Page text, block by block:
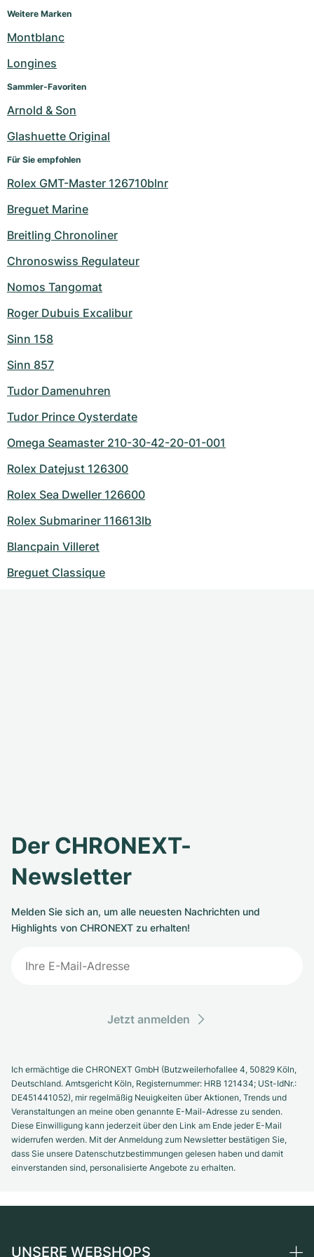
Weitere Marken
Montblanc
Longines
Sammler-Favoriten
Arnold & Son
Glashuette Original
Für Sie empfohlen
Rolex GMT-Master 126710blnr
Breguet Marine
Breitling Chronoliner
Chronoswiss Regulateur
Nomos Tangomat
Roger Dubuis Excalibur
Sinn 158
Sinn 857
Tudor Damenuhren
Tudor Prince Oysterdate
Omega Seamaster 210-30-42-20-01-001
Rolex Datejust 126300
Rolex Sea Dweller 126600
Rolex Submariner 116613lb
Blancpain Villeret
Breguet Classique
Der CHRONEXT-
Newsletter
Melden Sie sich an, um alle neuesten Nachrichten und
Highlights von CHRONEXT zu erhalten!
Jetzt anmelden
Ich ermächtige die CHRONEXT GmbH (Butzweilerhofallee 4, 50829 Köln,
Deutschland. Amtsgericht Köln, Registernummer: HRB 121434; USt-IdNr.:
DE451441052), mir regelmäßig Neuigkeiten über Aktionen, Trends und
Veranstaltungen an meine oben genannte E-Mail-Adresse zu senden.
Diese Einwilligung kann jederzeit über den Link am Ende jeder E-Mail
widerrufen werden. Mit der Anmeldung zum Newsletter bestätigen Sie,
dass Sie unsere Datenschutzbestimmungen gelesen haben und damit
einverstanden sind, personalisierte Angebote zu erhalten.
UNSERE WEBSHOPS